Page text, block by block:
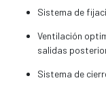
Sistema de
Ventilación
salidas
Sistema de